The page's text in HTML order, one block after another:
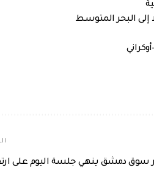
سوق دمشق ينهي جلسة اليوم على